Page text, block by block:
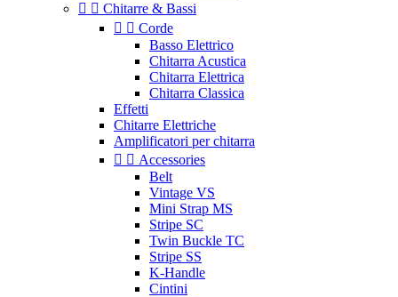
  Chitarre & Bassi
  Corde
Basso Elettrico
Chitarra Acustica
Chitarra Elettrica
Chitarra Classica
Effetti
Chitarre Elettriche
Amplificatori per chitarra
  Accessories
Belt
Vintage VS
Mini Strap MS
Stripe SC
Twin Buckle TC
Stripe SS
K-Handle
Cintini